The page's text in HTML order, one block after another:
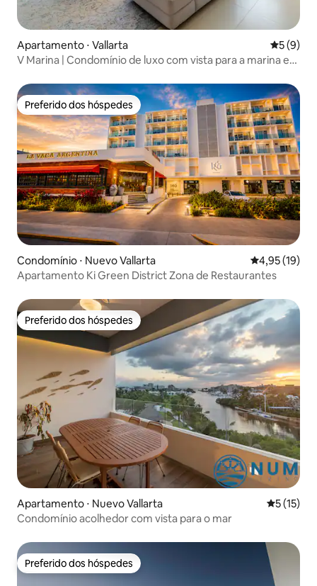
Apartamento ⋅ Vallarta 5 de
5 (9)
V Marina | Condomínio de luxo com vista para a marina e
Preferido dos hóspedes
Preferido dos hóspedes
Condomínio ⋅ Nuevo Vallarta 4,95 de uma
4,95 (19)
Apartamento Ki Green District Zona de Restaurantes
Preferido dos hóspedes
Preferido dos hóspedes
Apartamento ⋅ Nuevo Vallarta 5 de uma
5 (15)
Condomínio acolhedor com vista para o mar
Preferido dos hóspedes
Preferido dos hóspedes